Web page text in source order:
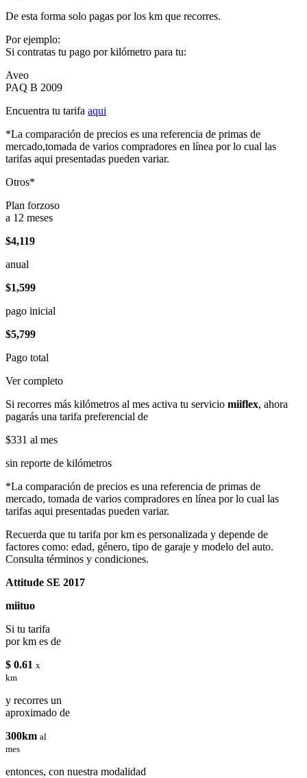
De esta forma solo pagas por los km que recorres.
Por ejemplo:
Si contratas tu pago por kilómetro para tu:
Aveo
PAQ B 2009
Encuentra tu tarifa aqui
*La comparación de precios es una referencia de primas de
mercado,tomada de varios compradores en línea por lo cual las
tarifas aqui presentadas pueden variar.
Otros*
Plan forzoso
a 12 meses
$4,119
anual
$1,599
pago inicial
$5,799
Pago total
Ver completo
Si recorres más kilómetros al mes activa tu servicio miiflex, ahora
pagarás una tarifa preferencial de
$331 al mes
sin reporte de kilómetros
*La comparación de precios es una referencia de primas de
mercado, tomada de varios compradores en línea por lo cual las
tarifas aqui presentadas pueden variar.
Recuerda que tu tarifa por km es personalizada y depende de
factores como: edad, género, tipo de garaje y modelo del auto.
Consulta términos y condiciones.
Attitude SE 2017
miituo
Si tu tarifa
por km es de
$ 0.61 x
km
y recorres un
aproximado de
300km al
mes
entonces, con nuestra modalidad